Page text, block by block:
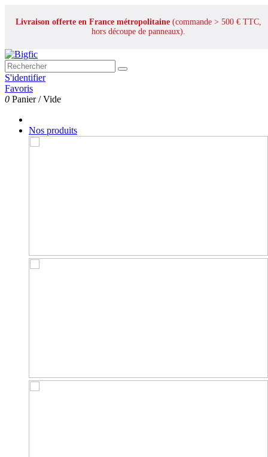
Livraison offerte en France métropolitaine (commande > 500 € TTC,
hors découpe de panneaux).
S'identifier
Favoris
0 Panier /Vide
Nos produits